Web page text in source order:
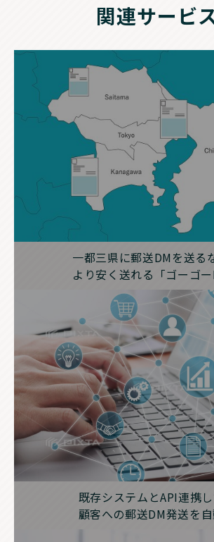
関連サービ
一都三県に郵送DMを送る
より安く送れる「ゴーゴー
既存システムとAPI連携し
顧客への郵送DM発送を